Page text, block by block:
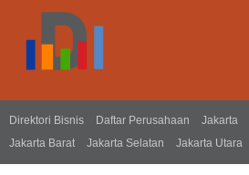
Direktori Bisnis Daftar Perusahaan Jakarta
Jakarta Barat
Jakarta Selatan Jakarta Utara